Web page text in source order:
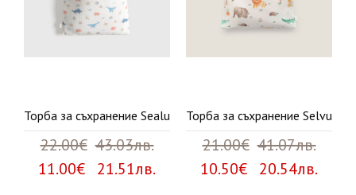
Торба за съхранение Sealu
22.00€ 43.03лв.
11.00€ 21.51лв.
Торба за съхранение Selvu
21.00€ 41.07лв.
10.50€ 20.54лв.